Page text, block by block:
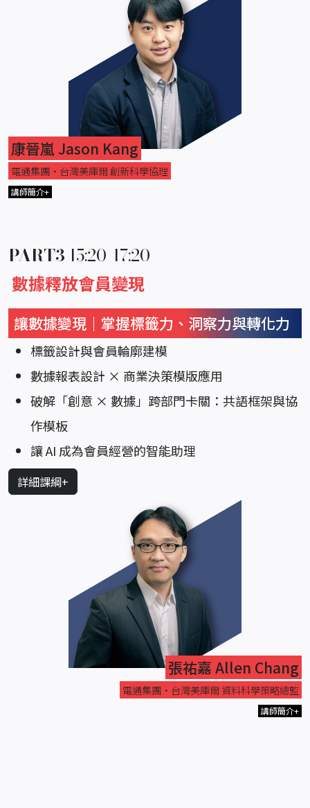
康晉嵐 Jason Kang
電通集團‧台灣美庫爾 創新科學協理
講師簡介+
PART3 15:20-17:20
數據釋放會員變現
讓數據變現｜掌握標籤力、洞察力與轉化力
標籤設計與會員輪廓建模
數據報表設計 × 商業決策模版應用
破解「創意 × 數據」跨部門卡關：共語框架與協
作模板
讓 AI 成為會員經營的智能助理
詳細課綱+
張祐嘉 Allen Chang
電通集團‧台灣美庫爾 資料科學策略總監
講師簡介+